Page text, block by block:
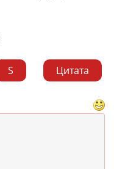
S
Цитата